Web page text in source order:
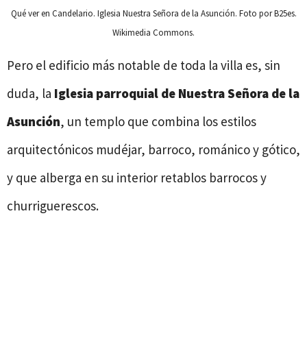
Qué ver en Candelario. Iglesia Nuestra Señora de la Asunción. Foto por B25es.
Wikimedia Commons.
Pero el edificio más notable de toda la villa es, sin
duda, la Iglesia parroquial de Nuestra Señora de la
Asunción, un templo que combina los estilos
arquitectónicos mudéjar, barroco, románico y gótico,
y que alberga en su interior retablos barrocos y
churriguerescos.